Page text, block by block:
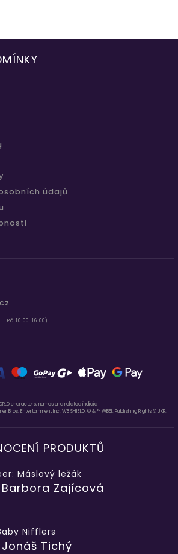
údajů
- Pá 10.00-16.00)
characters, names and related indicia
Bros. Entertainment Inc. WB SHIELD: © & ™ WBEI. Publishing Rights © JKR.
PRODUKTŮ
Máslový ležák
Barbora Zajícová
Nifflers
Jonáš Tichý